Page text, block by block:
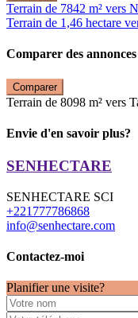
Terrain de 7842 m² vers
Terrain de 1,46 hectare
Comparer des annonces
Comparer
Terrain de 8098 m² vers
Envie d'en savoir plus?
SENHECTARE
SENHECTARE SCI
+221777786868
info@senhectare.com
Contactez-moi
Planifier une visite?